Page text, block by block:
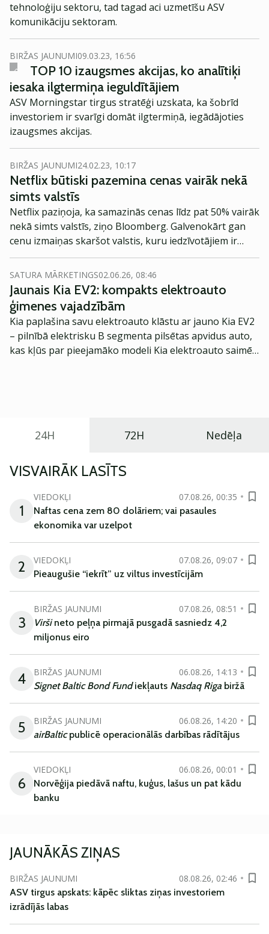
tehnoloģiju sektoru, tad tagad aci uzmetīšu ASV
komunikāciju sektoram.
BIRŽAS JAUNUMI09.03.23, 16:56
TOP 10 izaugsmes akcijas, ko analītiķi
iesaka ilgtermiņa ieguldītājiem
ASV Morningstar tirgus stratēģi uzskata, ka šobrīd
investoriem ir svarīgi domāt ilgtermiņā, iegādājoties
izaugsmes akcijas.
BIRŽAS JAUNUMI24.02.23, 10:17
Netflix būtiski pazemina cenas vairāk nekā
simts valstīs
Netflix paziņoja, ka samazinās cenas līdz pat 50% vairāk
nekā simts valstīs, ziņo Bloomberg. Galvenokārt gan
cenu izmaiņas skaršot valstis, kuru iedzīvotājiem ir
salīdzinoši zemākie ienākumi.
SATURA MĀRKETINGS02.06.26, 08:46
Jaunais Kia EV2: kompakts elektroauto
ģimenes vajadzībām
Kia paplašina savu elektroauto klāstu ar jauno Kia EV2
– pilnībā elektrisku B segmenta pilsētas apvidus auto,
kas kļūs par pieejamāko modeli Kia elektroauto saimē
24H 72H Nedēļa
VISVAIRĀK LASĪTS
1
VIEDOKĻI
07.08.26, 00:35
Naftas cena zem 80 dolāriem; vai pasaules
ekonomika var uzelpot
2 VIEDOKĻI
07.08.26, 09:07
Pieaugušie “iekrīt” uz viltus investīcijām
3
BIRŽAS JAUNUMI
07.08.26, 08:51
Viršineto peļņa pirmajā pusgadā sasniedz 4,2
miljonus eiro
4 BIRŽAS JAUNUMI
06.08.26, 14:13
Signet Baltic Bond Fundiekļauts Nasdaq Riga biržā
5 BIRŽAS JAUNUMI
06.08.26, 14:20
airBalticpublicē operacionālās darbības rādītājus
6
VIEDOKĻI
06.08.26, 00:01
Norvēģija piedāvā naftu, kuģus, lašus un pat kādu
banku
JAUNĀKĀS ZIŅAS
BIRŽAS JAUNUMI
08.08.26, 02:46
ASV tirgus apskats: kāpēc sliktas ziņas investoriem
izrādījās labas